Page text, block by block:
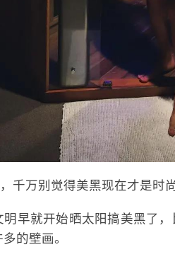
千万别觉得美黑现在才是时
明早就开始晒太阳搞美黑了
的壁画。